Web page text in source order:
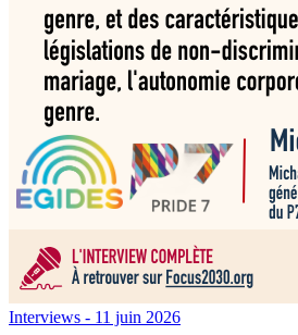
Interviews - 11 juin 2026